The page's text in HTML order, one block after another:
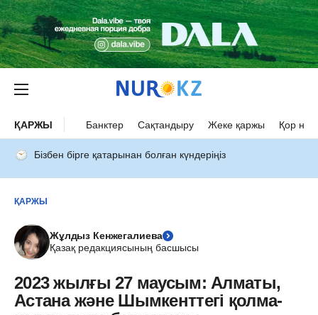
ҚАРЖЫ Банктер Сақтандыру Жеке қаржы Қор
Бізбен бірге қатарынан болған күндеріңіз
ҚАРЖЫ
Жұлдыз Кенжегалиева
Қазақ редакциясының басшысы
2023 жылғы 27 маусым: Алматы,
Астана және Шымкенттегі қолма-